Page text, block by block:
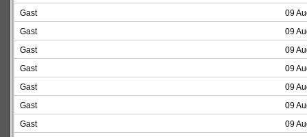
Gast
09
Gast
09
Gast
09
Gast
09
Gast
09
Gast
09
Gast
09